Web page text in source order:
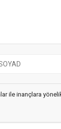
ile inançlara